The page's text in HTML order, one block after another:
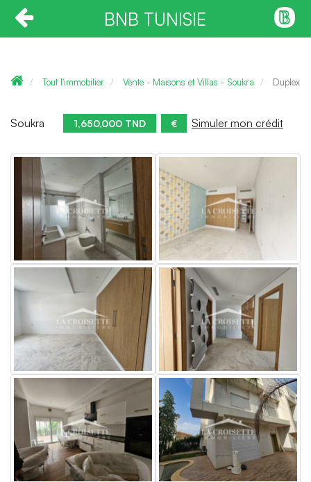
BNB TUNISIE
Tout l'immobilier Vente - Maisons et Villas - Soukra Duplex
Soukra 1,650,000 TND € Simuler mon crédit